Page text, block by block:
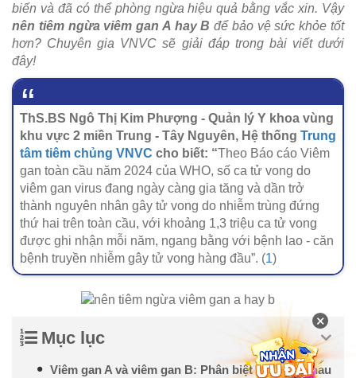
biến và đã có thể phòng ngừa hiệu quả bằng vắc xin. Vậy
nên tiêm ngừa viêm gan A hay B để bảo vệ sức khỏe tốt
hơn? Chuyên gia VNVC sẽ giải đáp trong bài viết dưới
đây!
ThS.BS Ngô Thị Kim Phượng - Quản lý Y khoa vùng
khu vực 2 miền Trung - Tây Nguyên, Hệ thống Trung
tâm tiêm chủng VNVC cho biết: “Theo Báo cáo Viêm
gan toàn cầu năm 2024 của WHO, số ca tử vong do
viêm gan virus đang ngày càng gia tăng và dần trở
thành nguyên nhân gây tử vong do nhiễm trùng đứng
thứ hai trên toàn cầu, với khoảng 1,3 triệu ca tử vong
được ghi nhận mỗi năm, ngang bằng với bệnh lao - căn
bệnh truyền nhiễm gây tử vong hàng đầu”. (1)
Mục lục
Viêm gan A và viêm gan B: Phân biệt sự khác nhau
×